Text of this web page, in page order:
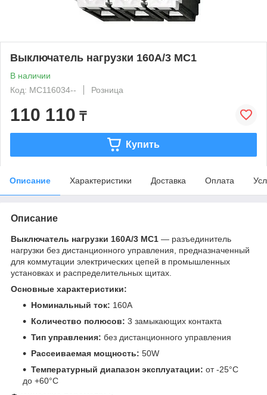
Выключатель нагрузки 160A/3 MC1
В наличии
Код: MC116034--
Розница
110 110 ₸
Купить
Описание Характеристики Доставка Оплата
Описание
Выключатель нагрузки 160A/3 MC1 — разъединитель
нагрузки без дистанционного управления, предназначенный
для коммутации электрических цепей в промышленных
установках и распределительных щитах.
Основные характеристики:
Номинальный ток: 160A
Количество полюсов: 3 замыкающих контакта
Тип управления: без дистанционного управления
Рассеиваемая мощность: 50W
Температурный диапазон эксплуатации: от -25°C
до +60°C